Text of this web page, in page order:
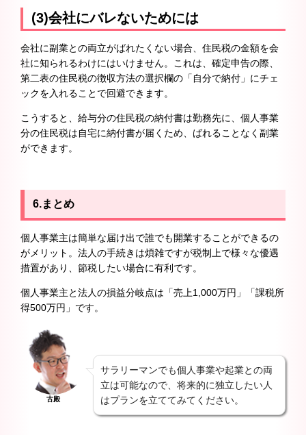
(3)会社にバレないためには
会社に副業との両立がばれたくない場合、住民税の金額を会
社に知られるわけにはいけません。これは、確定申告の際、
第二表の住民税の徴収方法の選択欄の「自分で納付」にチェ
ックを入れることで回避できます。
こうすると、給与分の住民税の納付書は勤務先に、個人事業
分の住民税は自宅に納付書が届くため、ばれることなく副業
ができます。
6.まとめ
個人事業主は簡単な届け出で誰でも開業することができるの
がメリット。法人の手続きは煩雑ですが税制上で様々な優遇
措置があり、節税したい場合に有利です。
個人事業主と法人の損益分岐点は「売上1,000万円」「課税所
得500万円」です。
古殿
サラリーマンでも個人事業や起業との両
立は可能なので、将来的に独立したい人
はプランを立ててみてください。